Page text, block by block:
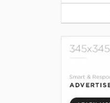
জন্মের পর
আলফা
সুন্দরবন
মিলছে